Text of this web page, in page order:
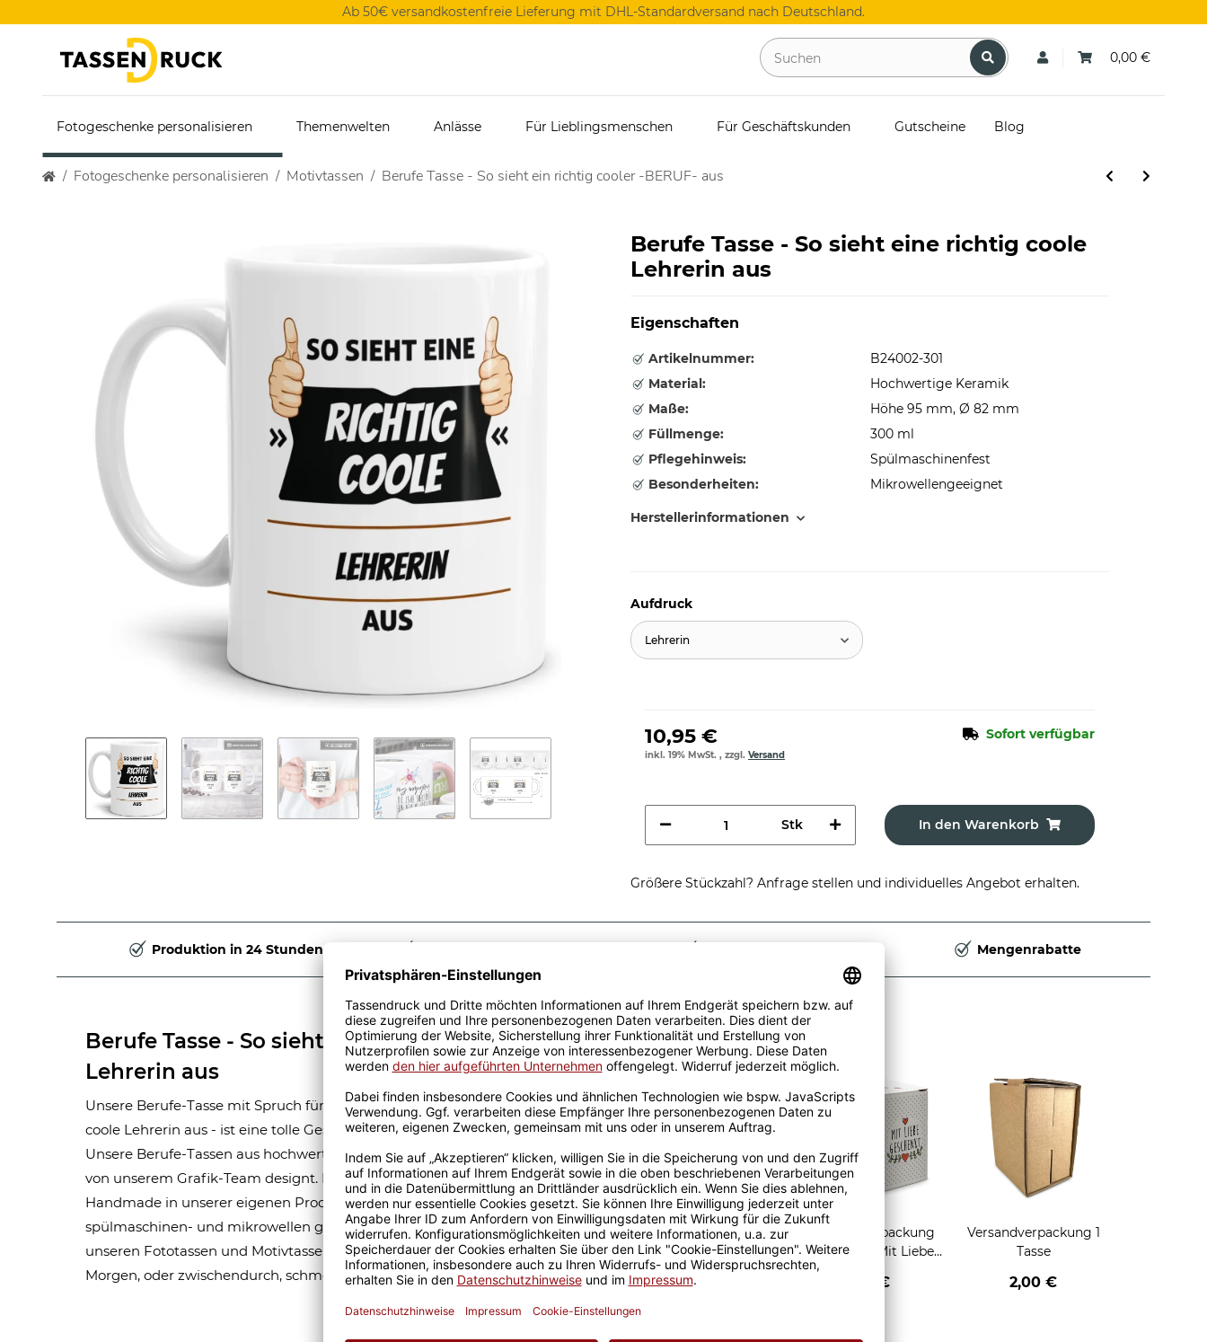
Ab 50€ versandkostenfreie Lieferung mit DHL-Standardversand nach Deutschland.
0,00 €
Fotogeschenke personalisieren Themenwelten Anlässe Für Lieblingsmenschen Für Geschäftskunden Gutscheine Blog
Fotogeschenke personalisieren Motivtassen Berufe Tasse - So sieht ein richtig cooler -BERUF- aus
Berufe Tasse - So sieht eine richtig coole
Lehrerin aus
Eigenschaften
Artikelnummer:
B24002-301
Material:
Hochwertige Keramik
Maße:
Höhe 95 mm, Ø 82 mm
Füllmenge:
300 ml
Pflegehinweis:
Spülmaschinenfest
Besonderheiten:
Mikrowellengeeignet
Herstellerinformationen
Aufdruck
Lehrerin
10,95 € Sofort verfügbar
inkl. 19% MwSt. , zzgl. Versand
Stk In den Warenkorb
Größere Stückzahl? Anfrage stellen und individuelles Angebot erhalten.
Produktion in 24 Stunden Mengenrabatte
Berufe Tasse - So sieht eine richtig coole
Lehrerin aus
Unsere Berufe-Tasse mit Spruch für Frauen-Berufe - So sieht eine richtig
coole Lehrerin aus - ist eine tolle Geschenkidee, egal zu welchem Anlass.
Unsere Berufe-Tassen aus hochwertiger Keramik wurden mit viel Liebe
von unserem Grafik-Team designt. Mit viel Erfahrung werden sie
Handmade in unserer eigenen Produktion bedruckt. Die Kaffeebecher sind
spülmaschinen- und mikrowellen geeignet. Somit ist eine lange Freude an
unseren Fototassen und Motivtassen garantiert und der Kaffee am
Morgen, oder zwischendurch, schmeckt gleich nochmal so gut.
Passende Verpackungen
Geschenkverpackung 1
Tasse mit Fenster
2,50 €
Geschenkverpackung
für Tassen - Mit Liebe
2,95 €
Versandverpackung 1
Tasse
2,00 €
Grußkarten zum Verschenken